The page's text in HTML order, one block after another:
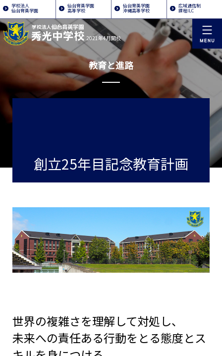
学校法人
仙台育英学園
仙台育英学園
高等学校
仙台育英学園
沖縄高等学校
広域通信制
課程ILC
2021年4月開校
教育と進路
創立25年目記念教育計画
世界の複雑さを理解して対処し、
未来への責任ある行動をとる態度とス